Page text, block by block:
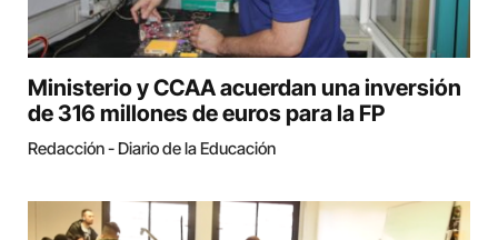
Ministerio y CCAA acuerdan una inversión
de 316 millones de euros para la FP
Redacción - Diario de la Educación